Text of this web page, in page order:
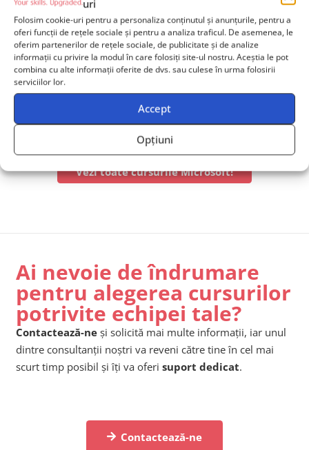
uri
Folosim cookie-uri pentru a personaliza conținutul și anunțurile, pentru a
oferi funcții de rețele sociale și pentru a analiza traficul. De asemenea, le
oferim partenerilor de rețele sociale, de publicitate și de analize
informații cu privire la modul în care folosiți site-ul nostru. Aceștia le pot
combina cu alte informații oferite de dvs. sau culese în urma folosirii
serviciilor lor.
Accept
Opțiuni
asociată cu cursul
, fiecare participant trebuie să
susțină o testare practică. În această testare, vei
demonstra abilitatea de a crea și gestiona procese
automatizate utilizând Power Automate, rezolvând
probleme specifice de business. Vei avea la dispoziție 2
ore pentru a finaliza activitățile practice, iar pentru a
promova, este necesar să realizezi corect cel puțin 70%
din acestea.
Vezi toate cursurile Microsoft!
Ai nevoie de îndrumare
pentru alegerea cursurilor
potrivite echipei tale?
Contactează-ne și solicită mai multe informații, iar unul
dintre consultanții noștri va reveni către tine în cel mai
scurt timp posibil și îți va oferi suport dedicat.
Contactează-ne